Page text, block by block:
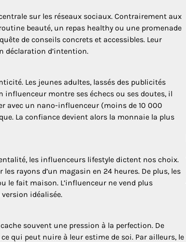
sur les réseaux sociaux. Contrairement aux
beauté, un repas healthy ou une promenade
de conseils concrets et accessibles. Leur
déclaration d’intention.
Les jeunes adultes, lassés des publicités
influenceur montre ses échecs ou ses doutes, il
avec un nano-influenceur (moins de 10 000
La confiance devient alors la monnaie la plus
les influenceurs lifestyle dictent nos choix.
rayons d’un magasin en 24 heures. De plus, les
le fait maison. L’influenceur ne vend plus
idéalisée.
souvent une pression à la perfection. De
qui peut nuire à leur estime de soi. Par ailleurs, le